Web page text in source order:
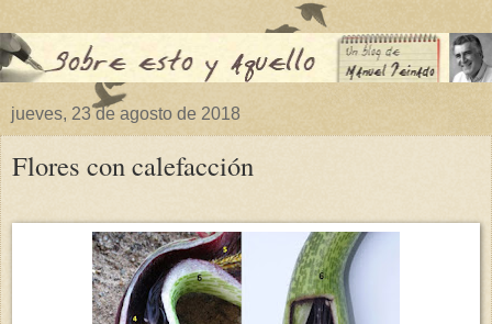
jueves, 23 de agosto de 2018
Flores con calefacción